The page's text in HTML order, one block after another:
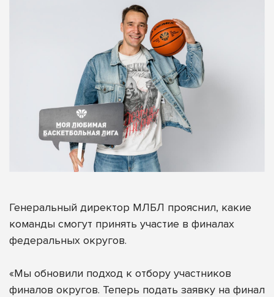
Генеральный директор МЛБЛ прояснил, какие
команды смогут принять участие в финалах
федеральных округов.
«Мы обновили подход к отбору участников
финалов округов. Теперь подать заявку на финал